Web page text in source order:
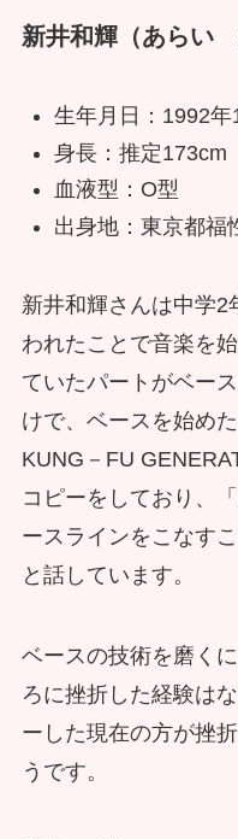
新井和輝（あらい
生年月日：1992年
身長：推定173cm
血液型：O型
出身地：東京都福
新井和輝さんは中学2
われたことで音楽を
ていたパートがベー
けで、ベースを始め
KUNG－FU
コピーをしており、
ースラインをこなす
と話しています。
ベースの技術を磨く
ろに挫折した経験は
ーした現在の方が挫
うです。